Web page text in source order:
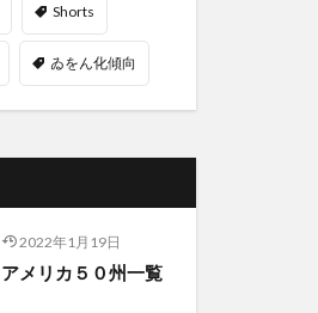
Shorts
ゐをん化傾向
2022年1月19日
アメリカ５０州一覧